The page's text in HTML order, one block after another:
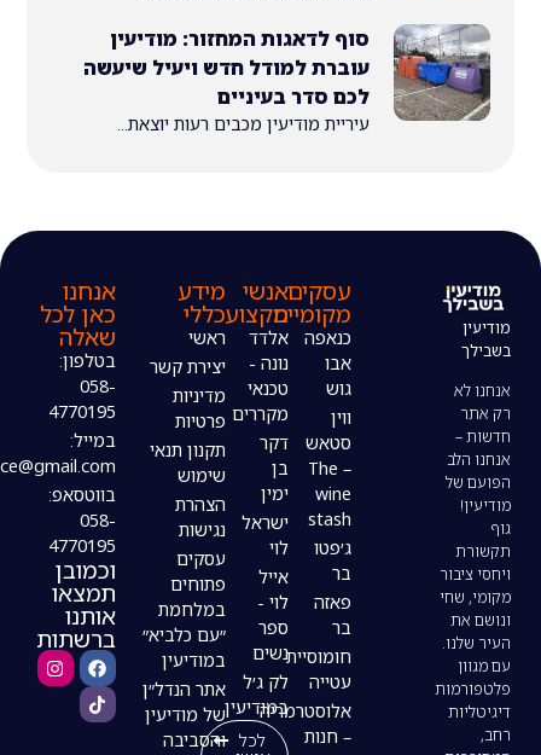
סוף לדאגות המחזור: מודיעין
עוברת למודל חדש ויעיל שיעשה
לכם סדר בעיניים
עיריית מודיעין מכבים רעות יוצאת...
עסקים
מקומיים
wine
בר
פאזה
בר
חומוסיית
עטייה
אלוסטרמריה
אנשי
מקצוע
אלדד
נונה -
טכנאי
מקררים
ישראל
לק ג׳ל
במודיעין
לכל
מידע
כללי
ראשי
יצירת קשר
מדיניות
פרטיות
תקנון תנאי
שימוש
הצהרת
נגישות
עסקים
פתוחים
במלחמת
״עם כלביא״
במודיעין
אתר הנדל״ן
של מודיעין
והסביבה
אנחנו
כאן לכל
שאלה
בטלפון:
058-
4770195
במייל:
modiin4uoffice@gmail.com
בווטסאפ:
058-
וכמובן
תמצאו
אותנו
ברשתות